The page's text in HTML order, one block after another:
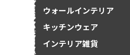
ウォールインテリア
キッチンウェア
インテリア雑貨